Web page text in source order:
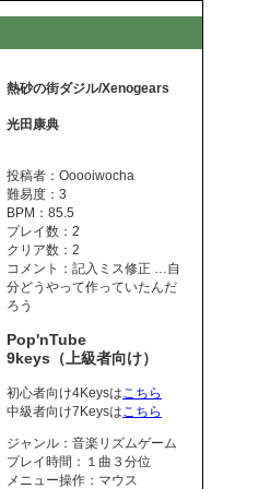
熱砂の街ダジル/Xenogears
光田康典
投稿者：Ooooiwocha
難易度：3
BPM：85.5
プレイ数：2
クリア数：2
コメント：記入ミス修正 …自
分どうやって作っていたんだ
ろう
Pop'nTube
9keys（上級者向け）
初心者向け4Keysはこちら
中級者向け7Keysはこちら
ジャンル：音楽リズムゲーム
プレイ時間：１曲３分位
メニュー操作：マウス